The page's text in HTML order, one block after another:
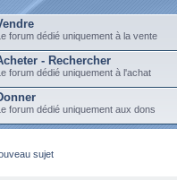
forum dédié uniquement à la vente
- Rechercher
forum dédié uniquement à l'achat
forum dédié uniquement aux dons
sujet